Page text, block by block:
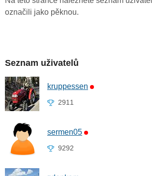
označili jako pěknou.
Seznam uživatelů
kruppessen
2911
sermen05
9292